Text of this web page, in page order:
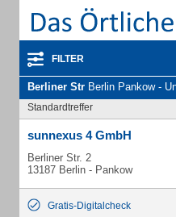
FILTER
Berliner Str Berlin Pankow - Unternehmen
Standardtreffer
sunnexus 4 GmbH
Berliner Str. 2
13187 Berlin - Pankow
Gratis-Digitalcheck